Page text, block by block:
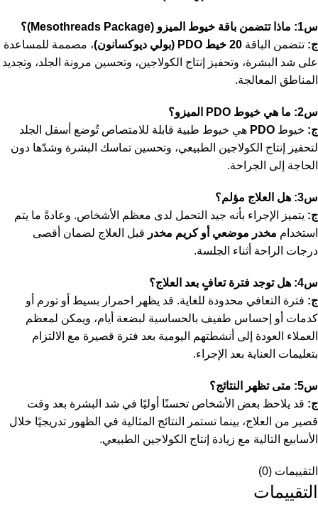
س1: ماذا تتضمن باقة خيوط الميزو (Mesothreads Package)؟
ج: تتضمن الباقة 20 خيط PDO (بولي ديوكسانون)
، مصممة للمساعدة
على شد البشرة، وتحفيز إنتاج الكولاجين، وتحسين مرونة الجلد، وتجديد
المناطق المعالجة.
س2: ما هي خيوط PDO الميزو؟
ج: خيوط PDO هي خيوط طبية قابلة للامتصاص تُوضع أسفل الجلد
لتحفيز إنتاج الكولاجين الطبيعي، وتحسين تماسك البشرة وشدّها دون
الحاجة إلى الجراحة.
س3: هل العلاج مؤلم؟
ج: يتميز الإجراء بأنه جيد التحمل لدى معظم الأشخاص. وعادةً ما يتم
استخدام مخدر موضعي أو كريم مخدر قبل العلاج لضمان أقصى
درجات الراحة أثناء الجلسة.
س4: هل توجد فترة تعافٍ بعد العلاج؟
ج: فترة التعافي محدودة للغاية. قد يظهر احمرار بسيط أو تورم أو
كدمات أو إحساس طفيف بالحساسية لبضعة أيام، ويمكن لمعظم
العملاء العودة إلى أنشطتهم اليومية بعد فترة قصيرة مع الالتزام
بتعليمات العناية بعد الإجراء.
س5: متى تظهر النتائج؟
ج: قد يلاحظ بعض الأشخاص تحسنًا أوليًا في شد البشرة بعد وقت
قصير من العلاج، بينما تستمر النتائج المثالية في الظهور تدريجيًا خلال
الأسابيع التالية مع زيادة إنتاج الكولاجين الطبيعي.
التقييمات (0)
التقييمات